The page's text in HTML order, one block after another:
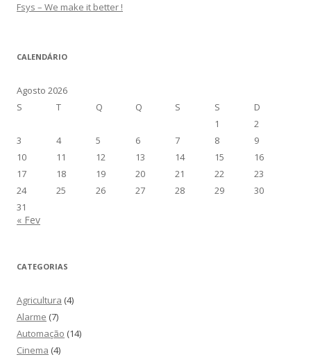
Fsys – We make it better !
CALENDÁRIO
Agosto 2026
S
T Q Q S S
D
1
2
3
4 5 6 7 8
9
10
11 12 13 14 15
16
17
18 19 20 21 22
23
24
25 26 27 28 29
30
31
« Fev
CATEGORIAS
Agricultura (4)
Alarme (7)
Automação (14)
Cinema (4)